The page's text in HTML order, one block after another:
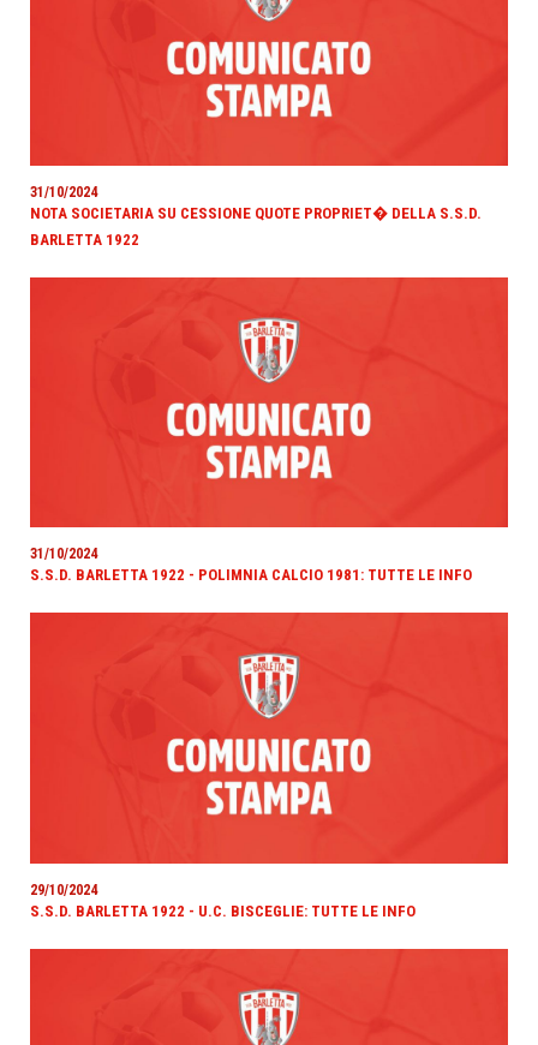
31/10/2024
NOTA SOCIETARIA SU CESSIONE QUOTE PROPRIET� DELLA S.S.D.
BARLETTA 1922
31/10/2024
S.S.D. BARLETTA 1922 - POLIMNIA CALCIO 1981: TUTTE LE INFO
29/10/2024
S.S.D. BARLETTA 1922 - U.C. BISCEGLIE: TUTTE LE INFO